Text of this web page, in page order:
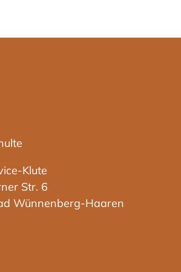
Klute
Str. 6
Wünnenberg-Haaren